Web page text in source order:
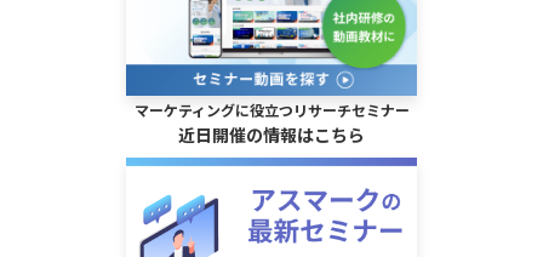
マーケティングに役立つリサーチセミナー
近日開催の情報はこちら